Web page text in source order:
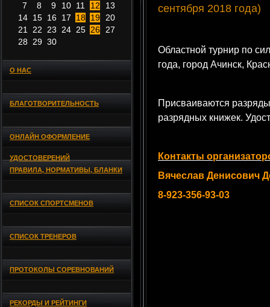
7
8 9 10 11 12
13
14 15 16 17 18 19
20
21
22 23 24 25 26
27
28
29 30
О НАС
БЛАГОТВОРИТЕЛЬНОСТЬ
ОНЛАЙН ОФОРМЛЕНИЕ
УДОСТОВЕРЕНИЙ
ПРАВИЛА, НОРМАТИВЫ, БЛАНКИ
СПИСОК СПОРТСМЕНОВ
СПИСОК ТРЕНЕРОВ
ПРОТОКОЛЫ СОРЕВНОВАНИЙ
РЕКОРДЫ И РЕЙТИНГИ
сентября 2018 года)
Областной турнир по
года, город Ачинск,
Присваиваются
разрядных книжек.
Контакты
Вячеслав Денисович
8-923-356-93-03